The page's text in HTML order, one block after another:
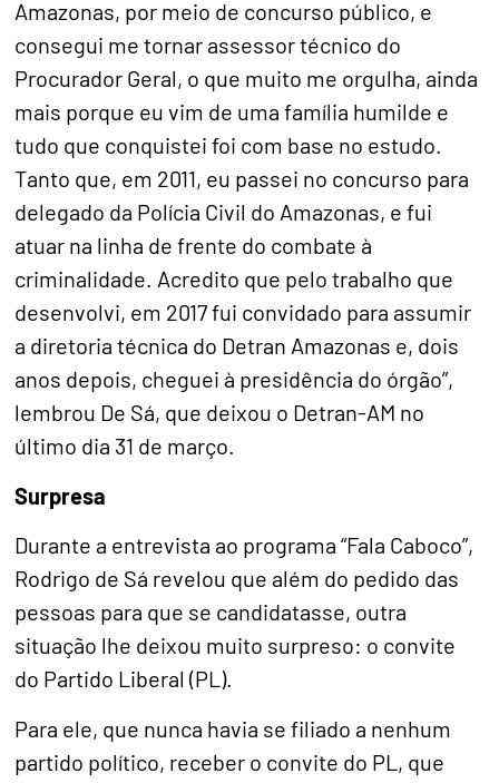
Amazonas, por meio de concurso público, e
consegui me tornar assessor técnico do
Procurador Geral, o que muito me orgulha, ainda
mais porque eu vim de uma família humilde e
tudo que conquistei foi com base no estudo.
Tanto que, em 2011, eu passei no concurso para
delegado da Polícia Civil do Amazonas, e fui
atuar na linha de frente do combate à
criminalidade. Acredito que pelo trabalho que
desenvolvi, em 2017 fui convidado para assumir
a diretoria técnica do Detran Amazonas e, dois
anos depois, cheguei à presidência do órgão”,
lembrou De Sá, que deixou o Detran-AM no
último dia 31 de março.
Surpresa
Durante a entrevista ao programa “Fala Caboco”,
Rodrigo de Sá revelou que além do pedido das
pessoas para que se candidatasse, outra
situação lhe deixou muito surpreso: o convite
do Partido Liberal (PL).
Para ele, que nunca havia se filiado a nenhum
partido político, receber o convite do PL, que